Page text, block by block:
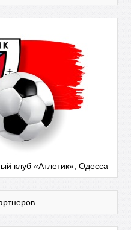
клуб «Атлетик», Одесса